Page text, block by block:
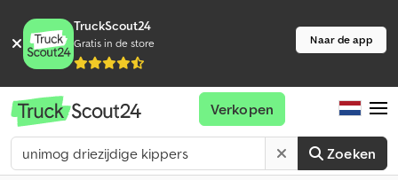
TruckScout24
Gratis in de store Naar de app
Zoeken
Verkopen